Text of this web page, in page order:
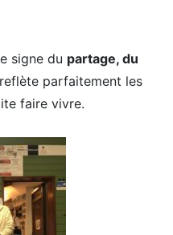
signe du partage, du
parfaitement les
faire vivre.